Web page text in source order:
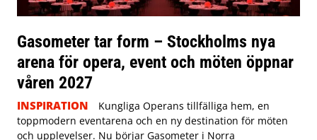
Gasometer tar form – Stockholms nya
arena för opera, event och möten öppnar
våren 2027
INSPIRATION
Kungliga Operans tillfälliga hem, en
toppmodern eventarena och en ny destination för möten
och upplevelser. Nu börjar Gasometer i Norra